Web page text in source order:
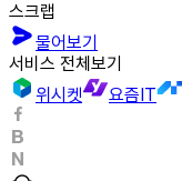
스크랩
물어보기
서비스 전체보기
위시켓
요즘IT